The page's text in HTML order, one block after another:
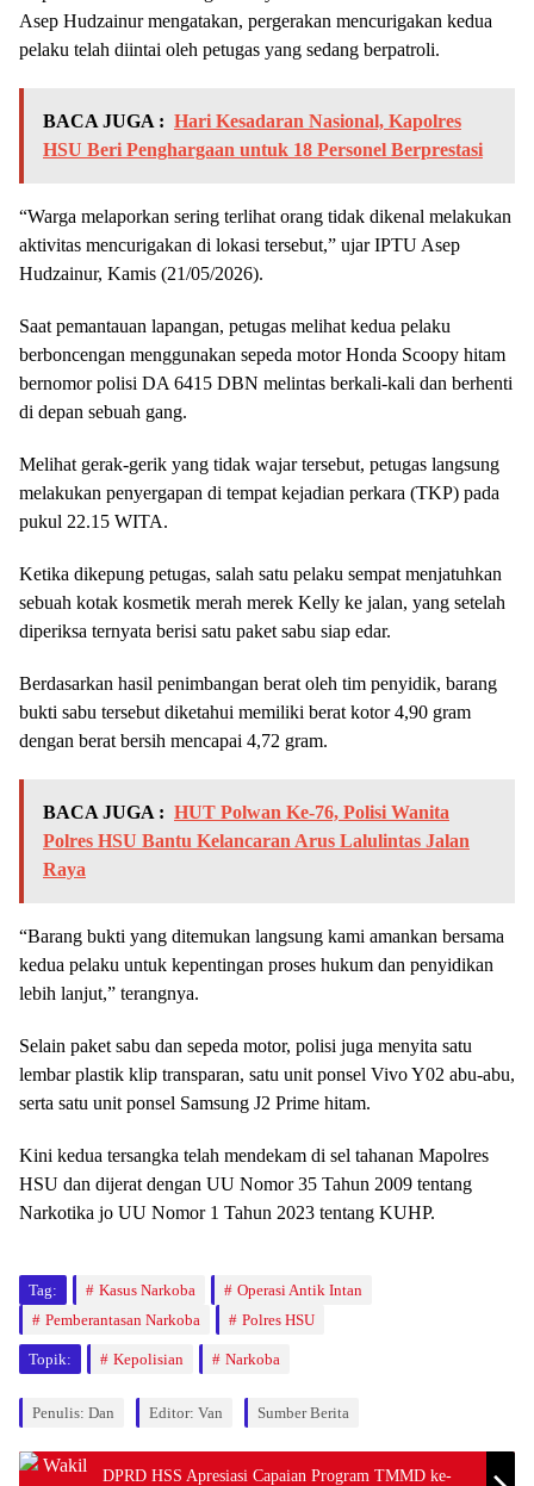
Asep Hudzainur mengatakan, pergerakan mencurigakan kedua
pelaku telah diintai oleh petugas yang sedang berpatroli.
BACA JUGA : Hari Kesadaran Nasional, Kapolres
HSU Beri Penghargaan untuk 18 Personel Berprestasi
“Warga melaporkan sering terlihat orang tidak dikenal melakukan
aktivitas mencurigakan di lokasi tersebut,” ujar IPTU Asep
Hudzainur, Kamis (21/05/2026).
Saat pemantauan lapangan, petugas melihat kedua pelaku
berboncengan menggunakan sepeda motor Honda Scoopy hitam
bernomor polisi DA 6415 DBN melintas berkali-kali dan berhenti
di depan sebuah gang.
​Melihat gerak-gerik yang tidak wajar tersebut, petugas langsung
melakukan penyergapan di tempat kejadian perkara (TKP) pada
pukul 22.15 WITA.
Ketika dikepung petugas, salah satu pelaku sempat menjatuhkan
sebuah kotak kosmetik merah merek Kelly ke jalan, yang setelah
diperiksa ternyata berisi satu paket sabu siap edar.
Berdasarkan hasil penimbangan berat oleh tim penyidik, barang
bukti sabu tersebut diketahui memiliki berat kotor 4,90 gram
dengan berat bersih mencapai 4,72 gram.
BACA JUGA : HUT Polwan Ke-76, Polisi Wanita
Polres HSU Bantu Kelancaran Arus Lalulintas Jalan
Raya
“Barang bukti yang ditemukan langsung kami amankan bersama
kedua pelaku untuk kepentingan proses hukum dan penyidikan
lebih lanjut,” terangnya.
Selain paket sabu dan sepeda motor, polisi juga menyita satu
lembar plastik klip transparan, satu unit ponsel Vivo Y02 abu-abu,
serta satu unit ponsel Samsung J2 Prime hitam.
Kini kedua tersangka telah mendekam di sel tahanan Mapolres
HSU dan dijerat dengan UU Nomor 35 Tahun 2009 tentang
Narkotika jo UU Nomor 1 Tahun 2023 tentang KUHP.
Tag: Kasus Narkoba
Operasi Antik Intan
Pemberantasan Narkoba
Polres HSU
Topik: Kepolisian Narkoba
Penulis: Dan Editor: Van Sumber Berita
DPRD HSS Apresiasi Capaian Program TMMD ke-